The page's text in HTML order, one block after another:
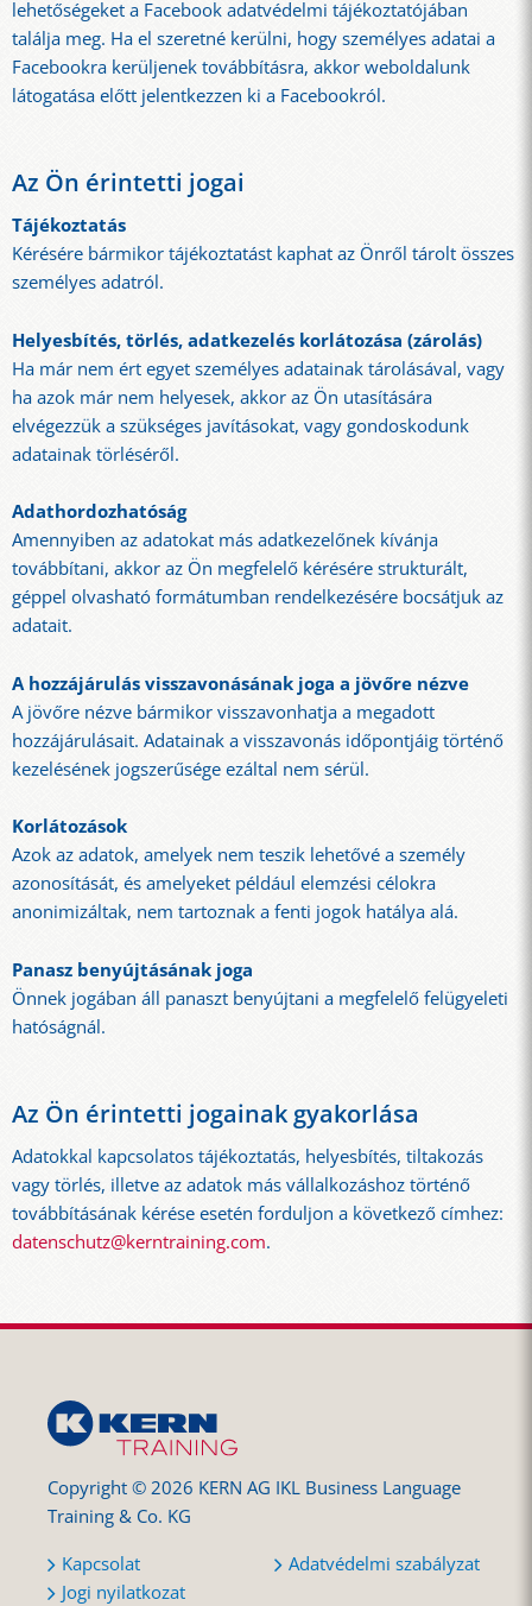
lehetőségeket a Facebook adatvédelmi tájékoztatójában
találja meg. Ha el szeretné kerülni, hogy személyes adatai a
Facebookra kerüljenek továbbításra, akkor weboldalunk
látogatása előtt jelentkezzen ki a Facebookról.
Az Ön érintetti jogai
Tájékoztatás
Kérésére bármikor tájékoztatást kaphat az Önről tárolt összes
személyes adatról.
Helyesbítés, törlés, adatkezelés korlátozása (zárolás)
Ha már nem ért egyet személyes adatainak tárolásával, vagy
ha azok már nem helyesek, akkor az Ön utasítására
elvégezzük a szükséges javításokat, vagy gondoskodunk
adatainak törléséről.
Adathordozhatóság
Amennyiben az adatokat más adatkezelőnek kívánja
továbbítani, akkor az Ön megfelelő kérésére strukturált,
géppel olvasható formátumban rendelkezésére bocsátjuk az
adatait.
A hozzájárulás visszavonásának joga a jövőre nézve
A jövőre nézve bármikor visszavonhatja a megadott
hozzájárulásait. Adatainak a visszavonás időpontjáig történő
kezelésének jogszerűsége ezáltal nem sérül.
Korlátozások
Azok az adatok, amelyek nem teszik lehetővé a személy
azonosítását, és amelyeket például elemzési célokra
anonimizáltak, nem tartoznak a fenti jogok hatálya alá.
Panasz benyújtásának joga
Önnek jogában áll panaszt benyújtani a megfelelő felügyeleti
hatóságnál.
Az Ön érintetti jogainak gyakorlása
Adatokkal kapcsolatos tájékoztatás, helyesbítés, tiltakozás
vagy törlés, illetve az adatok más vállalkozáshoz történő
továbbításának kérése esetén forduljon a következő címhez:
datenschutz@kerntraining.com.
Copyright © 2026 KERN AG IKL Business Language
Training & Co. KG
Kapcsolat
Jogi nyilatkozat
Adatvédelmi szabályzat